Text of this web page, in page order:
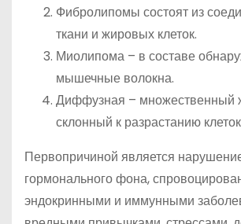
Фибролипомы состоят из
ткани и жировых клеток.
Миолипома – в составе
мышечные волокна.
Диффузная – множественный
склонный к разрастанию
Первопричиной является
гормонального фона,
эндокринными и иммунными